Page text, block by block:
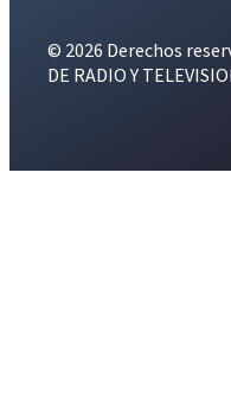
© 2026 Derechos
DE RADIO Y